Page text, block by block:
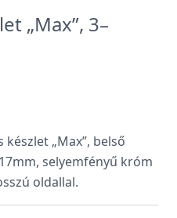
„Max”, 3–
„Max”, belső
selyemfényű króm
oldallal.